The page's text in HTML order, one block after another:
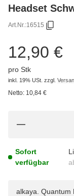
Headset
Art.Nr.:16515
12,90 €
pro Stk
inkl. 19% USt. zzgl.
Netto: 10,84 €
Sofort
verfügbar
alkaya. Quantum